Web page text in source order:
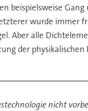
beispielsweise
wurde immer
Aber alle
der
nicht